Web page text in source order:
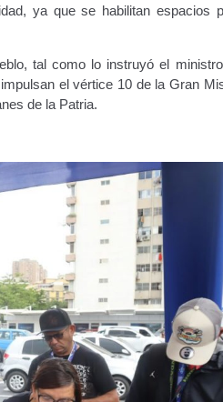
Pública Transporte de Carga
Vehículos Recuperados
ya que se habilitan espacios
tal como lo instruyó el
el vértice 10 de la Gran
de la Patria.